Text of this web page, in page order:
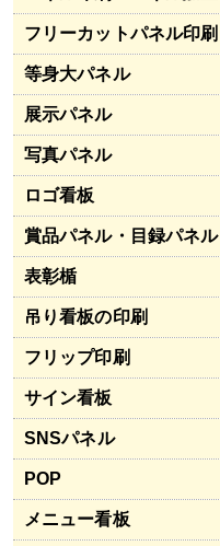
フリーカットパネル印刷
等身大パネル
展示パネル
写真パネル
ロゴ看板
賞品パネル・目録パネル
表彰楯
吊り看板の印刷
フリップ印刷
サイン看板
SNSパネル
POP
メニュー看板